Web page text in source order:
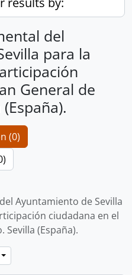
del
para la
General de
(0)
Ayuntamiento de Sevilla
ciudadana en el
Sevilla (España).